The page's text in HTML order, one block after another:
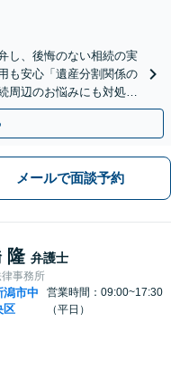
し、後悔のない相続の実
も安心「遺産分割関係の
辺のお悩みにも対処可
メールで面談予約
隆 弁護士
事務所
潟市中
区
営業時間：09:00~17:30
（平日）